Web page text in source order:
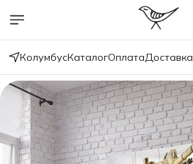
КолумбусКаталогОплатаДоставка